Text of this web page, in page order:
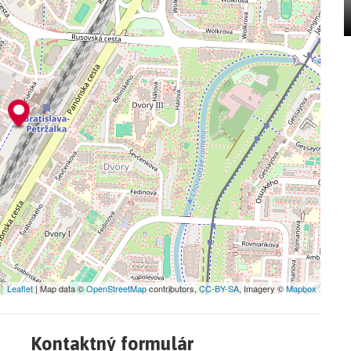
pozrieť osobne? Kontaktujte ma a rada Vám
PETRŽALKA / KOPČIANSKA ULICA / PARKING /
realitnej kancelárie Axis real.
Leaflet | Map data ©OpenStreetMapcontributors, CC-BY-SA, Imagery ©Mapbox
Kontaktný formulár